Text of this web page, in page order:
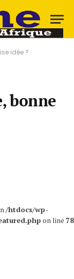
idée ?
bonne
/htdocs/wp-
on line 78